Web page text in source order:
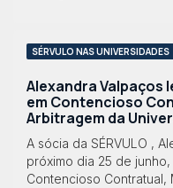
SÉRVULO NAS UNIVERSIDADES
Alexandra Valpaços
em Contencioso
Arbitragem da
A sócia da SÉRVULO ,
próximo dia 25 de
Contencioso Contratual,